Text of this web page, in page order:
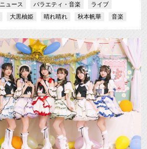
ニュース バラエティ・音楽
ライブ
大黒柚姫 晴れ晴れ 秋本帆華 音楽